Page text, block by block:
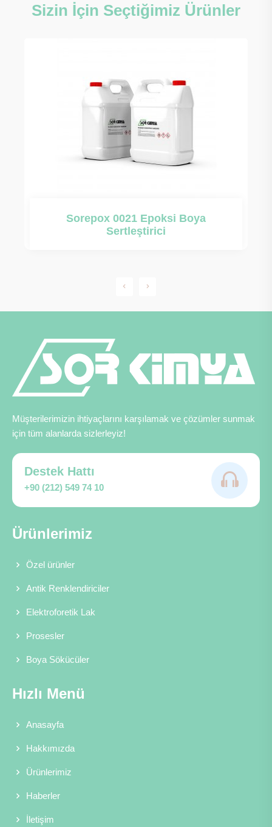
Sizin İçin Seçtiğimiz Ürünler
Sorepox 0021 Epoksi Boya
Sertleştirici
Müşterilerimizin ihtiyaçlarını karşılamak ve çözümler sunmak
için tüm alanlarda sizlerleyiz!
Destek Hattı
+90 (212) 549 74 10
Ürünlerimiz
Özel ürünler
Antik Renklendiriciler
Elektroforetik Lak
Prosesler
Boya Sökücüler
Hızlı Menü
Anasayfa
Hakkımızda
Ürünlerimiz
Haberler
İletişim